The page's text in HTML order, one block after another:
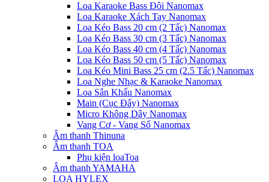
Loa Karaoke Bass Đôi Nanomax
Loa Karaoke Xách Tay Nanomax
Loa Kéo Bass 20 cm (2 Tấc) Nanomax
Loa Kéo Bass 30 cm (3 Tấc) Nanomax
Loa Kéo Bass 40 cm (4 Tấc) Nanomax
Loa Kéo Bass 50 cm (5 Tấc) Nanomax
Loa Kéo Mini Bass 25 cm (2.5 Tấc) Nanomax
Loa Nghe Nhạc & Karaoke Nanomax
Loa Sân Khấu Nanomax
Main (Cục Đẩy) Nanomax
Micro Không Dây Nanomax
Vang Cơ - Vang Số Nanomax
Âm thanh Thinuna
Âm thanh TOA
Phụ kiện loaToa
Âm thanh YAMAHA
LOA HYLEX